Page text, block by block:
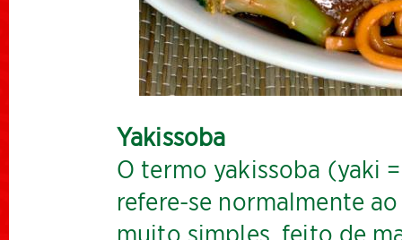
Yakissoba
O termo yakissoba (yaki
refere-se normalmente